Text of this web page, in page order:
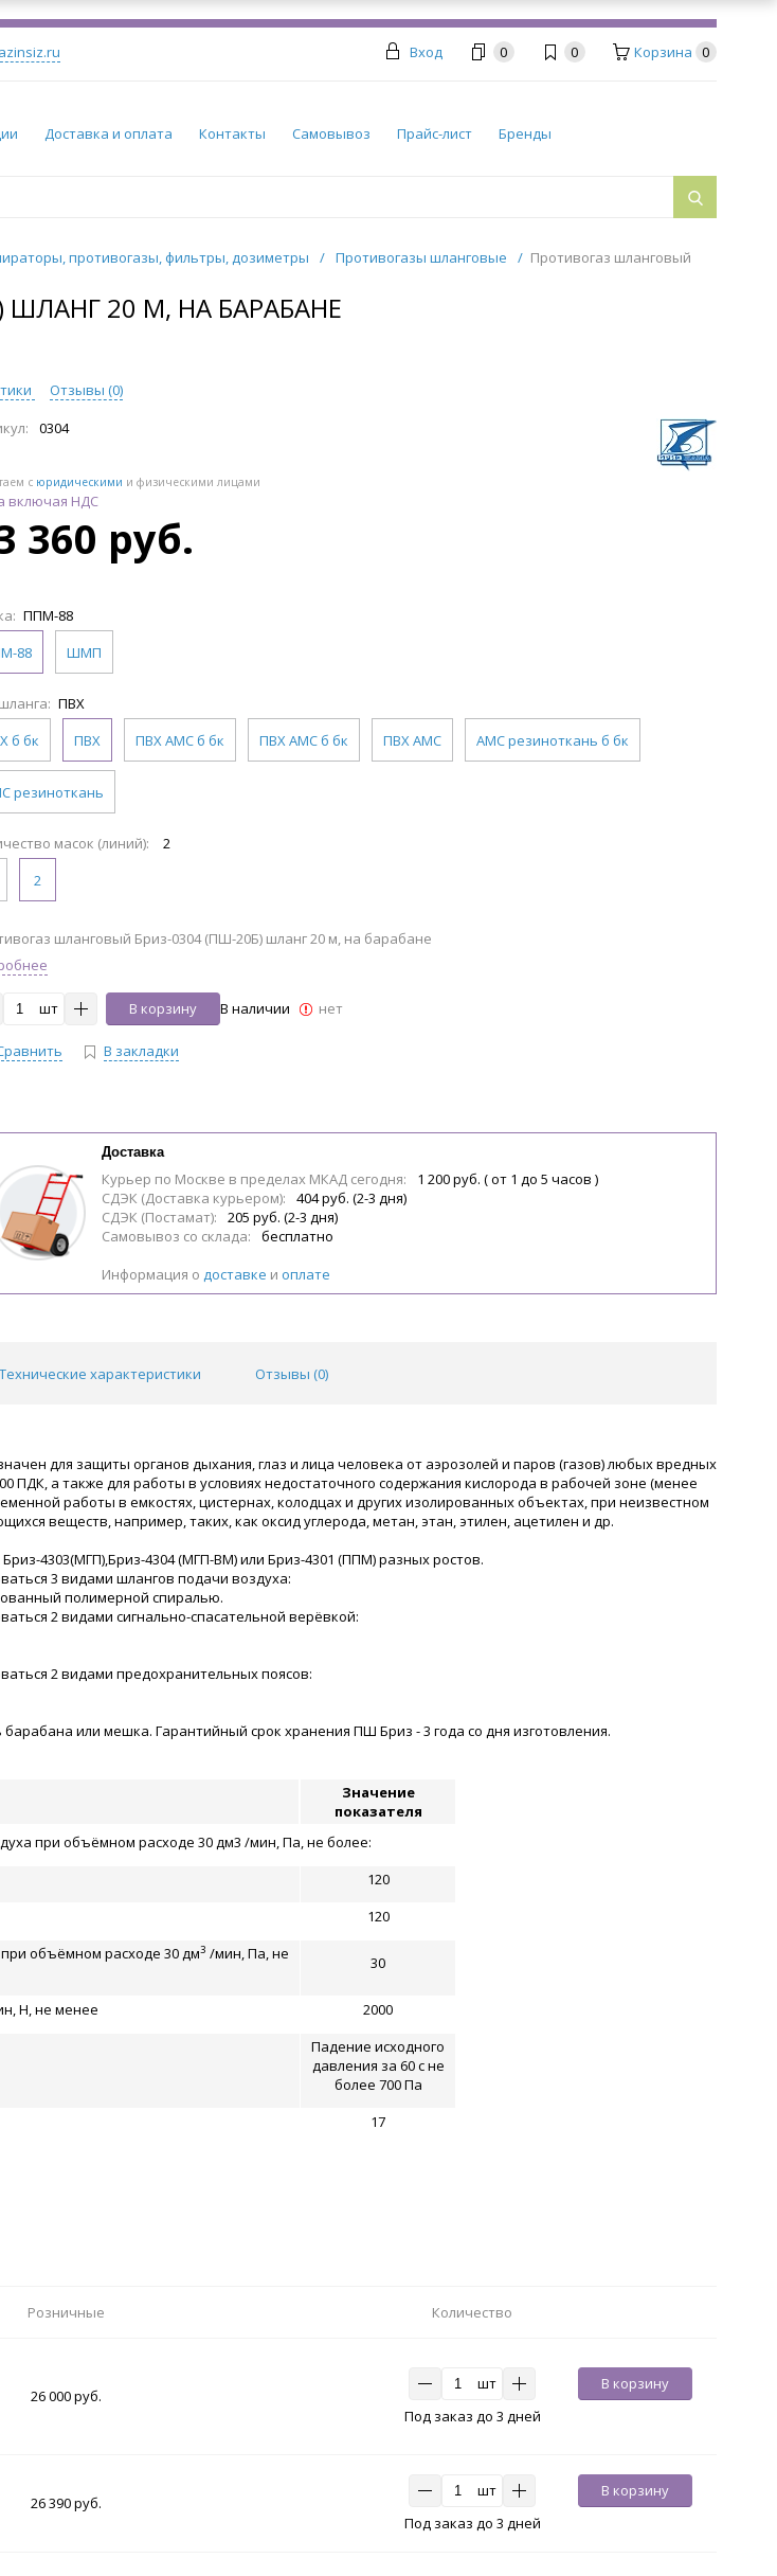
Вход 0 0 Корзина 0
Доставка и оплата Контакты Самовывоз Прайс-лист Бренды
противогазы, фильтры, дозиметры / Противогазы шланговые / Противогаз шланговый
20 М, НА БАРАБАНЕ
Отзывы (0)
0304
с юридическими и физическими лицами
включая НДС
360 руб.
ППМ-88
88
ШМП
ПВХ
б бк
ПВХ ПВХ АМС б бк ПВХ АМС б бк ПВХ АМС АМС резиноткань б бк
резиноткань
масок (линий):
2
2
шланговый Бриз-0304 (ПШ-20Б) шланг 20 м, на барабане
шт В корзину В наличии нет
В закладки
Доставка
Курьер по Москве в пределах МКАД сегодня:
1 200 руб. ( от 1 до 5 часов )
СДЭК (Доставка курьером):
404 руб. (2-3 дня)
СДЭК (Постамат):
205 руб. (2-3 дня)
Самовывоз со склада:
бесплатно
Информация о доставке и оплате
Технические характеристики Отзывы (0)
для защиты органов дыхания, глаз и лица человека от аэрозолей и паров (газов) любых вредных
а также для работы в условиях недостаточного содержания кислорода в рабочей зоне (менее
работы в емкостях, цистернах, колодцах и других изолированных объектах, при неизвестном
веществ, например, таких, как оксид углерода, метан, этан, этилен, ацетилен и др.
4303(МГП),Бриз-4304 (МГП-ВМ) или Бриз-4301 (ППМ) разных ростов.
3 видами шлангов подачи воздуха:
полимерной спиралью.
2 видами сигнально-спасательной верёвкой:
2 видами предохранительных поясов:
или мешка. Гарантийный срок хранения ПШ Бриз - 3 года со дня изготовления.
Значение
показателя
при объёмном расходе 30 дм3 /мин, Па, не более:
120
120
объёмном расходе 30 дм3 /мин, Па, не
30
Н, не менее 2000
Падение исходного
давления за 60 с не
более 700 Па
17
Розничные Количество
26 000 руб.
шт
В корзину
Под заказ до 3 дней
26 390 руб.
шт
В корзину
Под заказ до 3 дней